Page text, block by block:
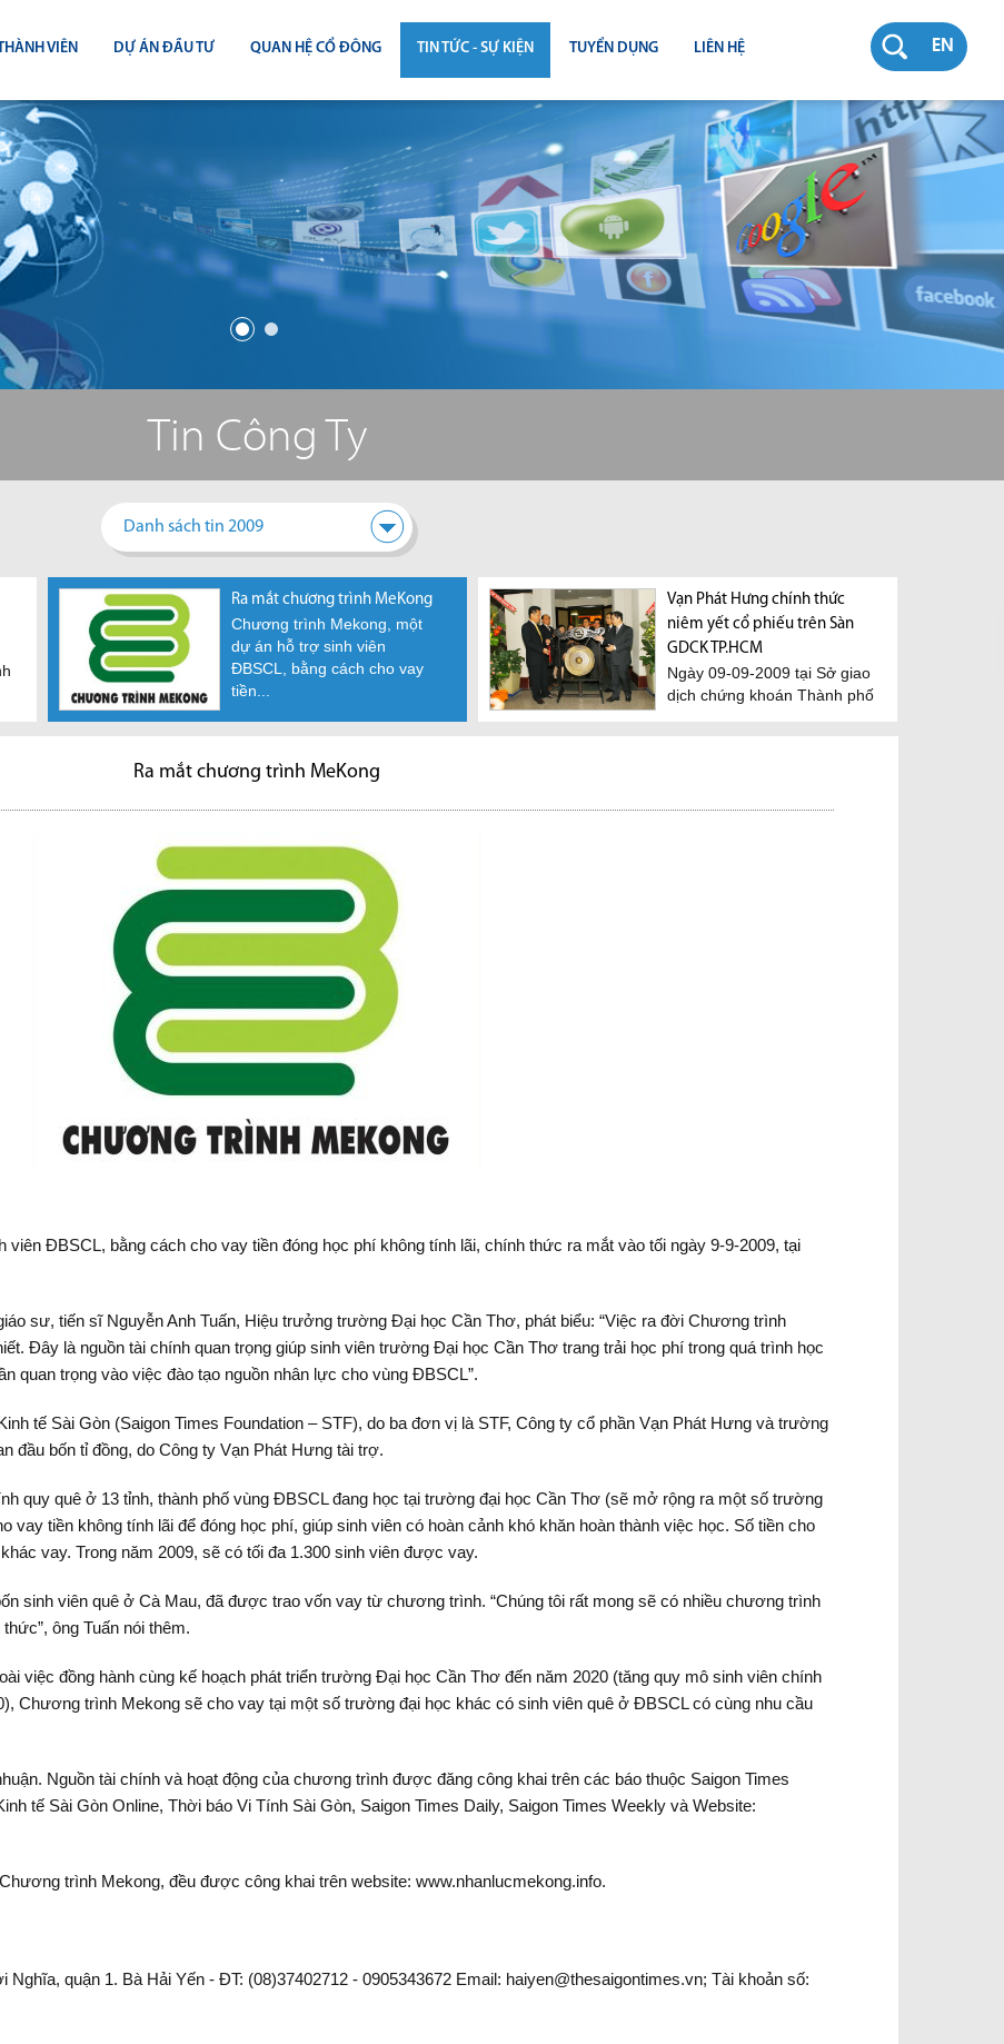
EN
VIÊN DỰ ÁN ĐẦU TƯ QUAN HỆ CỔ ĐÔNG
ĐẠI HỘI ĐỒNG CỔ ĐÔNG
BÁO CÁO THƯỜNG NIÊN
BÁO CÁO TÀI CHÍNH
TIN TỨC - SỰ KIỆN
TIN THỊ TRƯỜNG
TIN DỰ ÁN
TIN CÔNG TY
TUYỂN DỤNG LIÊN HỆ
Tin Công Ty
Danh sách tin 2009
Ra mắt chương trình MeKong
Chương trình Mekong, một
dự án hỗ trợ sinh viên
ĐBSCL, bằng cách cho vay
tiền...
Vạn Phát Hưng chính thức
niêm yết cổ phiếu trên Sàn
GDCK TP.HCM
Ngày 09-09-2009 tại Sở giao
dịch chứng khoán Thành phố
Ra mắt chương trình MeKong
ĐBSCL, bằng cách cho vay tiền đóng học phí không tính lãi, chính thức ra mắt vào tối ngày 9-9-2009, tại
sư, tiến sĩ Nguyễn Anh Tuấn, Hiệu trưởng trường Đại học Cần Thơ, phát biểu: “Việc ra đời Chương trình
Đây là nguồn tài chính quan trọng giúp sinh viên trường Đại học Cần Thơ trang trải học phí trong quá trình học
quan trọng vào việc đào tạo nguồn nhân lực cho vùng ĐBSCL”.
tế Sài Gòn (Saigon Times Foundation – STF), do ba đơn vị là STF, Công ty cổ phần Vạn Phát Hưng và trường
đầu bốn tỉ đồng, do Công ty Vạn Phát Hưng tài trợ.
quy quê ở 13 tỉnh, thành phố vùng ĐBSCL đang học tại trường đại học Cần Thơ (sẽ mở rộng ra một số trường
vay tiền không tính lãi để đóng học phí, giúp sinh viên có hoàn cảnh khó khăn hoàn thành việc học. Số tiền cho
vay. Trong năm 2009, sẽ có tối đa 1.300 sinh viên được vay.
sinh viên quê ở Cà Mau, đã được trao vốn vay từ chương trình. “Chúng tôi rất mong sẽ có nhiều chương trình
ông Tuấn nói thêm.
việc đồng hành cùng kế hoạch phát triển trường Đại học Cần Thơ đến năm 2020 (tăng quy mô sinh viên chính
Chương trình Mekong sẽ cho vay tại một số trường đại học khác có sinh viên quê ở ĐBSCL có cùng nhu cầu
Nguồn tài chính và hoạt động của chương trình được đăng công khai trên các báo thuộc Saigon Times
tế Sài Gòn Online, Thời báo Vi Tính Sài Gòn, Saigon Times Daily, Saigon Times Weekly và Website:
trình Mekong, đều được công khai trên website: www.nhanlucmekong.info.
quận 1. Bà Hải Yến - ĐT: (08)37402712 - 0905343672 Email: haiyen@thesaigontimes.vn; Tài khoản số: